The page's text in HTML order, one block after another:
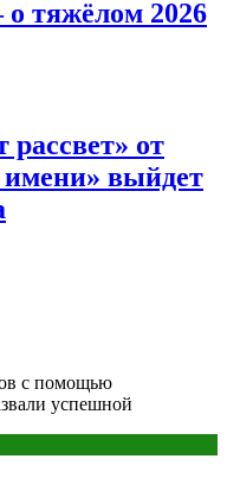
тяжёлом 2026
от
имени» выйдет
с помощью
успешной